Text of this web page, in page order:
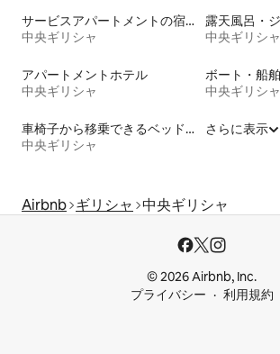
サービスアパートメントの宿泊施設
中央ギリシャ
中央ギリシャ
アパートメントホテル
中央ギリシャ
中央ギリシャ
車椅子から移乗できるベッドがある宿泊施設
中央ギリシャ
さらに表示
Airbnb ギリシャ 中央ギリシャ
© 2026 Airbnb, Inc.
プライバシー
利用規約